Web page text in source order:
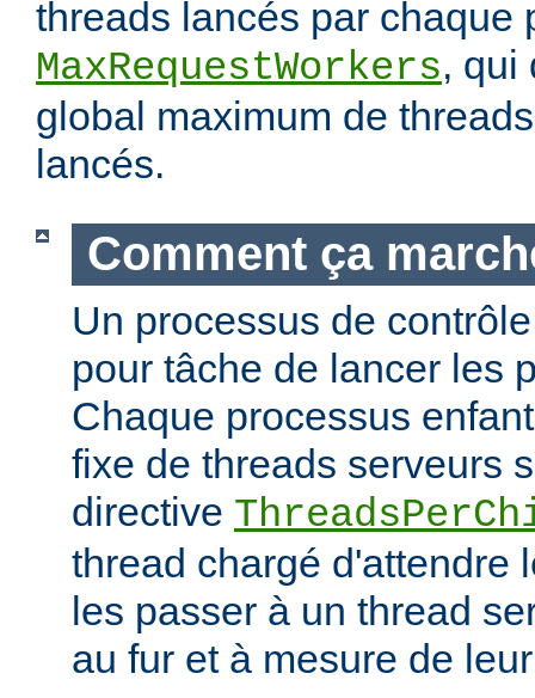
threads lancés par chaque
MaxRequestWorkers, qui
global maximum de
lancés.
Comment ça
Un processus de
pour tâche de lancer les
Chaque processus
fixe de threads serveurs
directive
thread chargé d'attendre
les passer à un thread
au fur et à mesure de